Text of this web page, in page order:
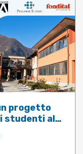
progetto
studenti al